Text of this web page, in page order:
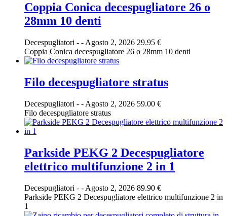
Coppia Conica decespugliatore 26 o
28mm 10 denti
Decespugliatori - - Agosto 2, 2026 29.95 €
Coppia Conica decespugliatore 26 o 28mm 10 denti
Filo decespugliatore stratus
Decespugliatori - - Agosto 2, 2026 59.00 €
Filo decespugliatore stratus
Parkside PEKG 2 Decespugliatore
elettrico multifunzione 2 in 1
Decespugliatori - - Agosto 2, 2026 89.90 €
Parkside PEKG 2 Decespugliatore elettrico multifunzione 2 in
1